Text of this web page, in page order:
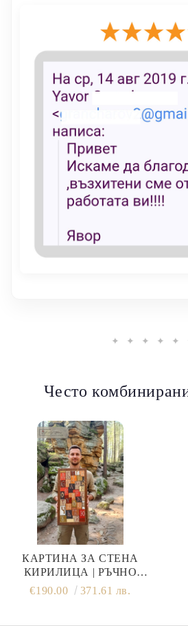
✦ ✦ ✦ ✦ ✦
Често
КАРТИНА ЗА СТЕНА
КИРИЛИЦА | РЪЧНО
РИСУВАНИ БУКВИ 60/30
€190.00 371.61 лв.